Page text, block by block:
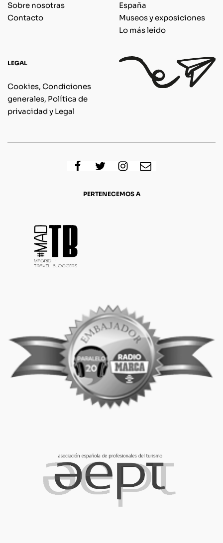
Sobre nosotras
Contacto
España
Museos y exposiciones
Lo más leído
LEGAL
Cookies, Condiciones
generales, Política de
privacidad y Legal
PERTENECEMOS A